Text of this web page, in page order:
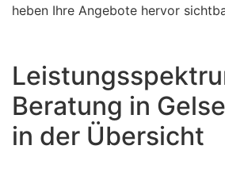
heben Ihre Angebote hervor
Beratung in
in der Übersicht